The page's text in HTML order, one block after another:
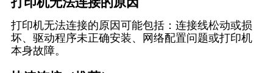
打印机无法连接的原因可能包括：连接线松动或损
坏、驱动程序未正确安装、网络配置问题或打印机
本身故障。